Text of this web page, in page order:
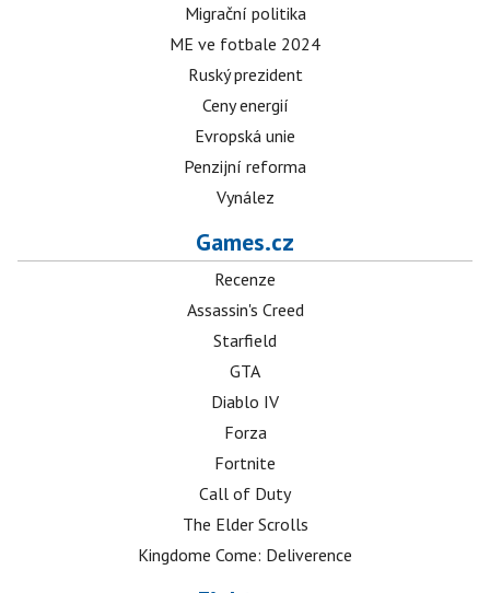
Migrační politika
ME ve fotbale 2024
Ruský prezident
Ceny energií
Evropská unie
Penzijní reforma
Vynález
Games.cz
Recenze
Assassin's Creed
Starfield
GTA
Diablo IV
Forza
Fortnite
Call of Duty
The Elder Scrolls
Kingdome Come: Deliverence